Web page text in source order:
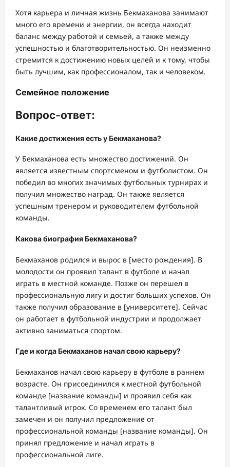
Хотя карьера и личная жизнь Бекмаханова занимают
много его времени и энергии, он всегда находит
баланс между работой и семьей, а также между
успешностью и благотворительностью. Он неизменно
стремится к достижению новых целей и к тому, чтобы
быть лучшим, как профессионалом, так и человеком.
Семейное положение
Вопрос-ответ:
Какие достижения есть у Бекмаханова?
У Бекмаханова есть множество достижений. Он
является известным спортсменом и футболистом. Он
победил во многих значимых футбольных турнирах и
получил множество наград. Он также является
успешным тренером и руководителем футбольной
команды.
Какова биография Бекмаханова?
Бекмаханов родился и вырос в [место рождения]. В
молодости он проявил талант в футболе и начал
играть в местной команде. Позже он перешел в
профессиональную лигу и достиг больших успехов. Он
также получил образование в [университете]. Сейчас
он работает в футбольной индустрии и продолжает
активно заниматься спортом.
Где и когда Бекмаханов начал свою карьеру?
Бекмаханов начал свою карьеру в футболе в раннем
возрасте. Он присоединился к местной футбольной
команде [название команды] и проявил себя как
талантливый игрок. Со временем его талант был
замечен и он получил предложение от
профессиональной команды [название команды]. Он
принял предложение и начал играть в
профессиональной лиге.